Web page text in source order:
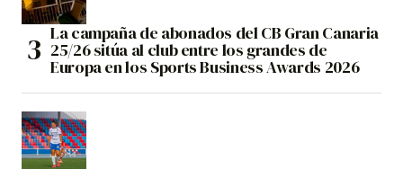
La campaña de abonados del CB Gran Canaria
25/26 sitúa al club entre los grandes de
Europa en los Sports Business Awards 2026